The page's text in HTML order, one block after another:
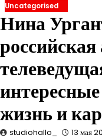
Uncategorised
Нина
жизнь и
studiohallo_ 13 мая